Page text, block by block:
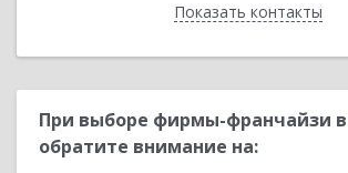
Показать контакты
Назад
При выборе фирмы-франчайзи в
обратите внимание на: